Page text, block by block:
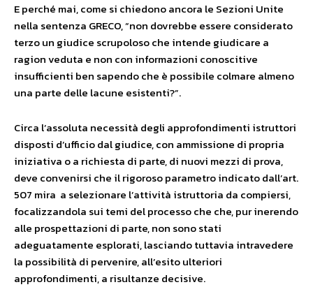
E perché mai, come si chiedono ancora le Sezioni Unite
nella sentenza GRECO, “non dovrebbe essere considerato
terzo un giudice scrupoloso che intende giudicare a
ragion veduta e non con informazioni conoscitive
insufficienti ben sapendo che è possibile colmare almeno
una parte delle lacune esistenti?”.
Circa l’assoluta necessità degli approfondimenti istruttori
disposti d’ufficio dal giudice, con ammissione di propria
iniziativa o a richiesta di parte, di nuovi mezzi di prova,
deve convenirsi che il rigoroso parametro indicato dall’art.
507 mira a selezionare l’attività istruttoria da compiersi,
focalizzandola sui temi del processo che che, pur inerendo
alle prospettazioni di parte, non sono stati
adeguatamente esplorati, lasciando tuttavia intravedere
la possibilità di pervenire, all’esito ulteriori
approfondimenti, a risultanze decisive.